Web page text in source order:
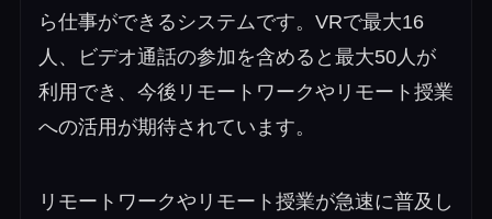
ら仕事ができるシステムです。VRで最大16
人、ビデオ通話の参加を含めると最大50人が
利用でき、今後リモートワークやリモート授業
への活用が期待されています。
リモートワークやリモート授業が急速に普及し